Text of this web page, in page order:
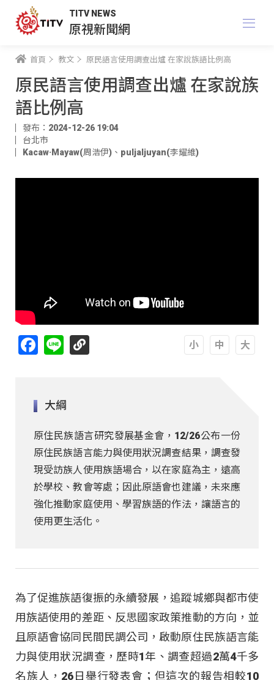
TITV NEWS
原視新聞網
首頁 教文 原民語言使用調查出爐 在家說族語比例高
原民語言使用調查出爐 在家說族
語比例高
發布：2024-12-26 19:04
台北市
Kacaw·Mayaw(周浩伊) 、 puljaljuyan(李耀維)
Facebook
Line
大綱
原住民族語言研究發展基金會，12/26公布一份
原住民族語言能力與使用狀況調查結果，調查發
現受訪族人使用族語場合，以在家庭為主，遠高
於學校、教會等處；因此原語會也建議，未來應
強化推動家庭使用、學習族語的作法，讓語言的
使用更生活化。
為了促進族語復振的永續發展，追蹤城鄉與都市使
用族語使用的差距、反思國家政策推動的方向，並
且原語會協同民間民調公司，啟動原住民族語言能
力與使用狀況調查，歷時1年、調查超過2萬4千多
名族人，26日舉行發表會；但這次的報告相較10